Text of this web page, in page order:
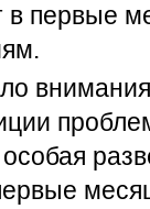
первые